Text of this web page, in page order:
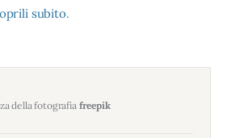
subito.
della fotografia freepik